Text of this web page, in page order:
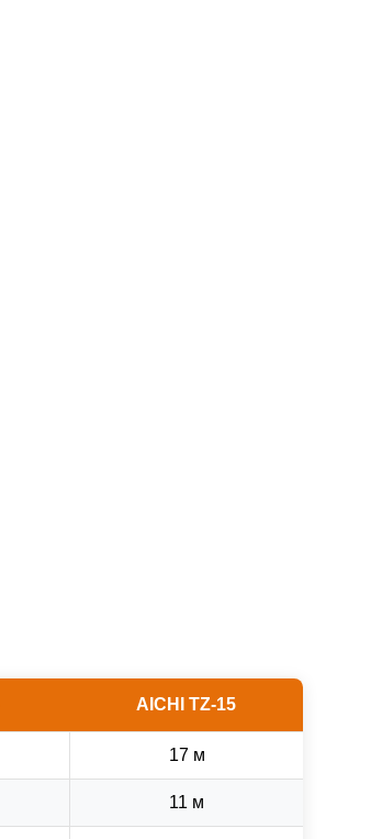
AICHI TZ-15
17 м
11 м